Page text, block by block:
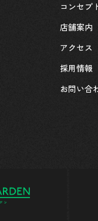
コンセプ
店舗案内
アクセス
採用情報
お問い合